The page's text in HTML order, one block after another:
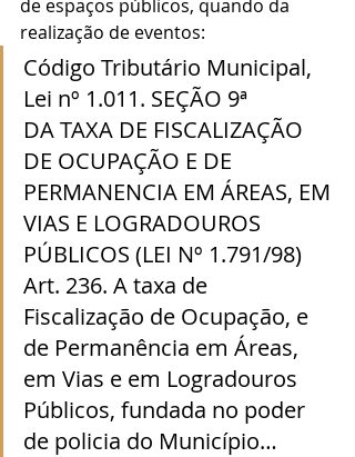
de espaços públicos, quando da
realização de eventos:
Código Tributário Municipal,
Lei nº 1.011. SEÇÃO 9ª
DA TAXA DE FISCALIZAÇÃO
DE OCUPAÇÃO E DE
PERMANENCIA EM ÁREAS, EM
VIAS E LOGRADOUROS
PÚBLICOS (LEI Nº 1.791/98)
Art. 236. A taxa de
Fiscalização de Ocupação, e
de Permanência em Áreas,
em Vias e em Logradouros
Públicos, fundada no poder
de policia do Município…